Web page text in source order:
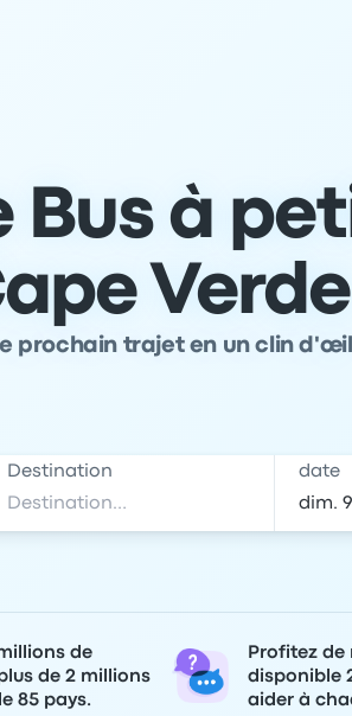
Bus à
Verde
prochain trajet en un clin
Destination date
de
de 2 millions
85 pays.
Profitez de
disponible
aider à